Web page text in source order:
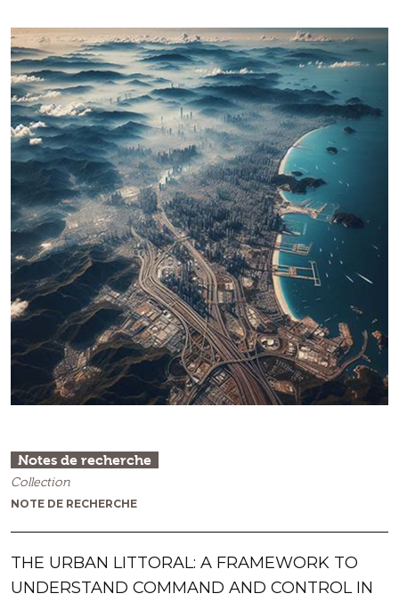
Notes de recherche
Collection
NOTE DE RECHERCHE
THE URBAN LITTORAL: A FRAMEWORK TO
UNDERSTAND COMMAND AND CONTROL IN